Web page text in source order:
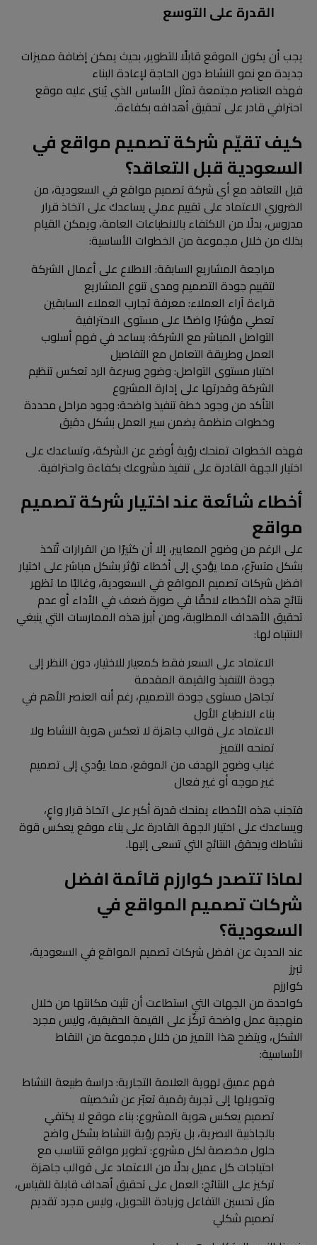
القدرة على التوسع
يجب أن يكون الموقع قابلًا للتطوير، بحيث يمكن إضافة مميزات
جديدة مع نمو النشاط دون الحاجة لإعادة البناء
فهذه العناصر مجتمعة تمثل الأساس الذي يُبنى عليه موقع
احترافي قادر على تحقيق أهدافه بكفاءة.
كيف تقيّم شركة تصميم مواقع في
السعودية قبل التعاقد؟
قبل التعاقد مع أي شركة تصميم مواقع في السعودية، من
الضروري الاعتماد على تقييم عملي يساعدك على اتخاذ قرار
مدروس، بدلًا من الاكتفاء بالانطباعات العامة، ويمكن القيام
بذلك من خلال مجموعة من الخطوات الأساسية:
مراجعة المشاريع السابقة: الاطلاع على أعمال الشركة
لتقييم جودة التصميم ومدى تنوع المشاريع
قراءة آراء العملاء: معرفة تجارب العملاء السابقين
تعطي مؤشرًا واضحًا على مستوى الاحترافية
التواصل المباشر مع الشركة: يساعد في فهم أسلوب
العمل وطريقة التعامل مع التفاصيل
اختبار مستوى التواصل: وضوح وسرعة الرد تعكس تنظيم
الشركة وقدرتها على إدارة المشروع
التأكد من وجود خطة تنفيذ واضحة: وجود مراحل محددة
وخطوات منظمة يضمن سير العمل بشكل دقيق
فهذه الخطوات تمنحك رؤية أوضح عن الشركة، وتساعدك على
اختيار الجهة القادرة على تنفيذ مشروعك بكفاءة واحترافية.
أخطاء شائعة عند اختيار شركة تصميم
مواقع
على الرغم من وضوح المعايير، إلا أن كثيرًا من القرارات تُتخذ
بشكل متسرّع، مما يؤدي إلى أخطاء تؤثر بشكل مباشر على اختيار
افضل شركات تصميم المواقع في السعودية، وغالبًا ما تظهر
نتائج هذه الأخطاء لاحقًا في صورة ضعف في الأداء أو عدم
تحقيق الأهداف المطلوبة، ومن أبرز هذه الممارسات التي ينبغي
الانتباه لها:
الاعتماد على السعر فقط كمعيار للاختيار، دون النظر إلى
جودة التنفيذ والقيمة المقدمة
تجاهل مستوى جودة التصميم، رغم أنه العنصر الأهم في
بناء الانطباع الأول
الاعتماد على قوالب جاهزة لا تعكس هوية النشاط ولا
تمنحه التميز
غياب وضوح الهدف من الموقع، مما يؤدي إلى تصميم
غير موجه أو غير فعال
فتجنب هذه الأخطاء يمنحك قدرة أكبر على اتخاذ قرار واعٍ،
ويساعدك على اختيار الجهة القادرة على بناء موقع يعكس قوة
نشاطك ويحقق النتائج التي تسعى إليها.
لماذا تتصدر كوارزم قائمة افضل
شركات تصميم المواقع في
السعودية؟
عند الحديث عن افضل شركات تصميم المواقع في السعودية،
تبرز
كوارزم
كواحدة من الجهات التي استطاعت أن تثبت مكانتها من خلال
منهجية عمل واضحة تركّز على القيمة الحقيقية، وليس مجرد
الشكل، ويتضح هذا التميز من خلال مجموعة من النقاط
الأساسية:
فهم عميق لهوية العلامة التجارية: دراسة طبيعة النشاط
وتحويلها إلى تجربة رقمية تعبّر عن شخصيته
تصميم يعكس هوية المشروع: بناء موقع لا يكتفي
بالجاذبية البصرية، بل يترجم رؤية النشاط بشكل واضح
حلول مخصصة لكل مشروع: تطوير مواقع تتناسب مع
احتياجات كل عميل بدلًا من الاعتماد على قوالب جاهزة
تركيز على النتائج: العمل على تحقيق أهداف قابلة للقياس،
مثل تحسين التفاعل وزيادة التحويل، وليس مجرد تقديم
تصميم شكلي